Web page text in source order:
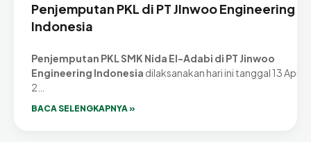
Penjemputan PKL di PT JInwoo Engineering
Indonesia
Penjemputan PKL SMK Nida El-Adabi di PT Jinwoo
Engineering Indonesia dilaksanakan hari ini tanggal 13 April
2…
BACA SELENGKAPNYA »